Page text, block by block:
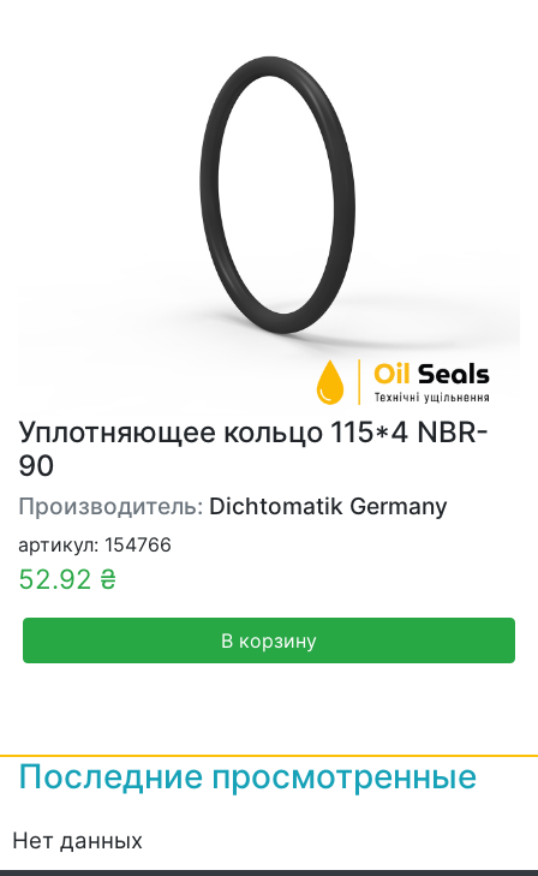
Уплотняющее кольцо 115*4 NBR-
90
Производитель: Dichtomatik Germany
артикул: 154766
52.92 ₴
В корзину
Последние просмотренные
Нет данных